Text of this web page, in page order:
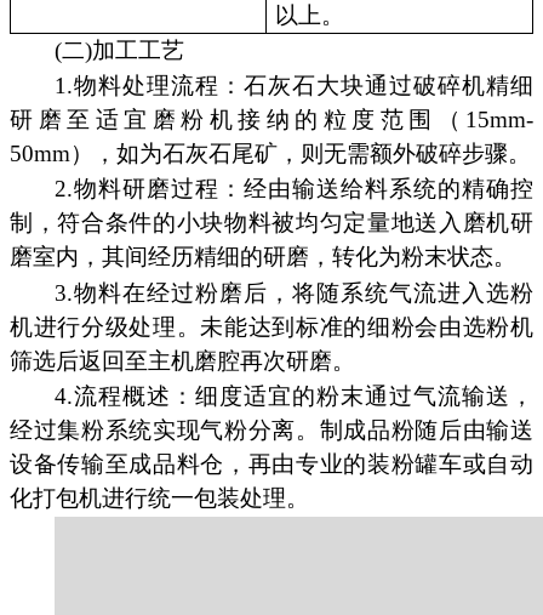
以上。
(二)加工工艺
1.物料处理流程：石灰石大块通过破碎机精细
研磨至适宜磨粉机接纳的粒度范围（15mm-
50mm），如为石灰石尾矿，则无需额外破碎步骤。
2.物料研磨过程：经由输送给料系统的精确控
制，符合条件的小块物料被均匀定量地送入磨机研
磨室内，其间经历精细的研磨，转化为粉末状态。
3.物料在经过粉磨后，将随系统气流进入选粉
机进行分级处理。未能达到标准的细粉会由选粉机
筛选后返回至主机磨腔再次研磨。
4.流程概述：细度适宜的粉末通过气流输送，
经过集粉系统实现气粉分离。制成品粉随后由输送
设备传输至成品料仓，再由专业的装粉罐车或自动
化打包机进行统一包装处理。